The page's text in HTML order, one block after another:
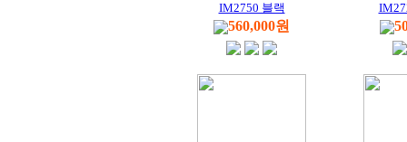
IM2750 블랙
560,000원